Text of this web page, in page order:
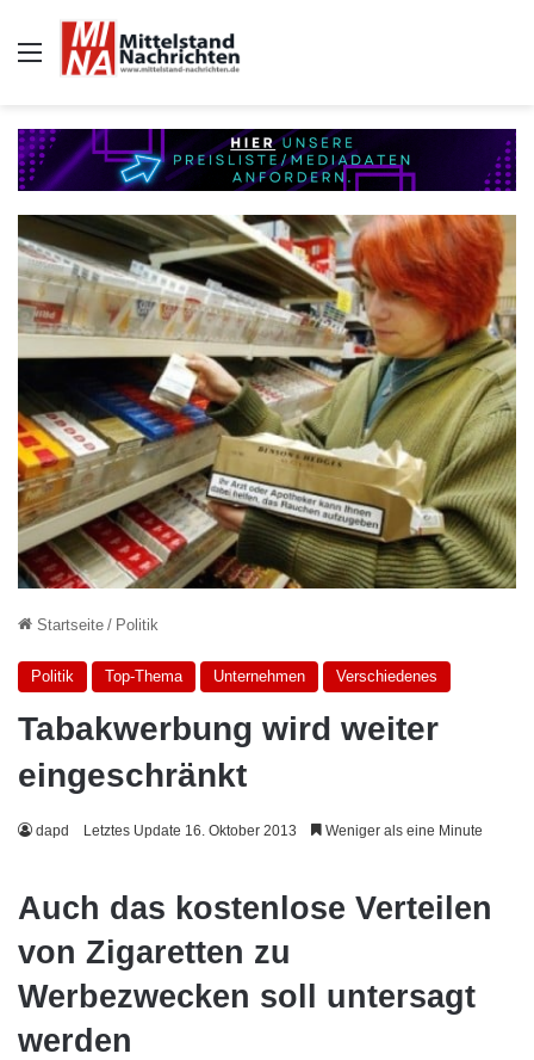
Auswahl
Startseite / Politik
Politik Top-Thema Unternehmen Verschiedenes
Tabakwerbung wird weiter
eingeschränkt
dapd Letztes Update 16. Oktober 2013 Weniger als eine Minute
Auch das kostenlose Verteilen
von Zigaretten zu
Werbezwecken soll untersagt
werden